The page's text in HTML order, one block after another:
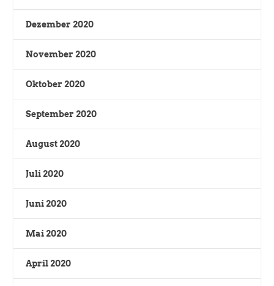
Dezember 2020
November 2020
Oktober 2020
September 2020
August 2020
Juli 2020
Juni 2020
Mai 2020
April 2020